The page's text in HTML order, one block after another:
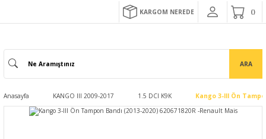
KARGOM NEREDE
ARA
Anasayfa KANGO III 2009-2017 1.5 DCI K9K Kango 3-III Ön